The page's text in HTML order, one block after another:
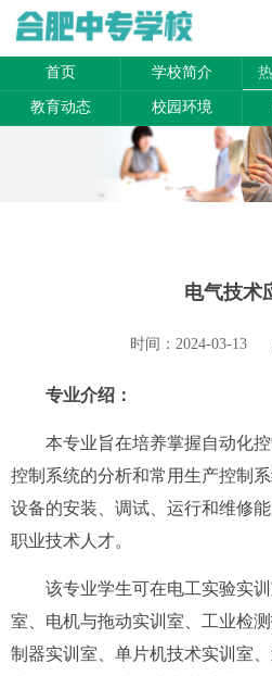
首页 学校简介
教育动态 校园环境
电气技术
时间：2024-03-13
专业介绍：
本专业旨在培养掌握自动化
控制系统的分析和常用生产控制
设备的安装、调试、运行和维修
职业技术人才。
该专业学生可在电工实验实
室、电机与拖动实训室、工业检
制器实训室、单片机技术实训室